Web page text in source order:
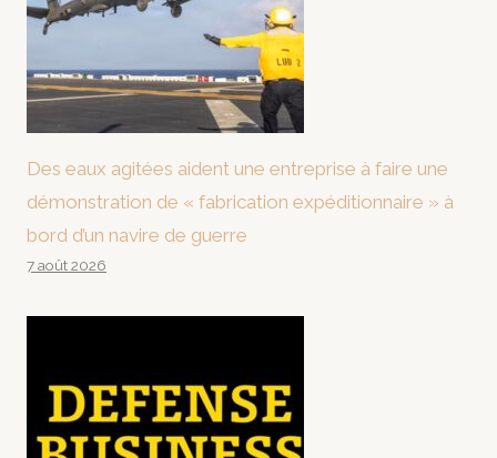
Des eaux agitées aident une entreprise à faire une
démonstration de « fabrication expéditionnaire » à
bord d’un navire de guerre
7 août 2026